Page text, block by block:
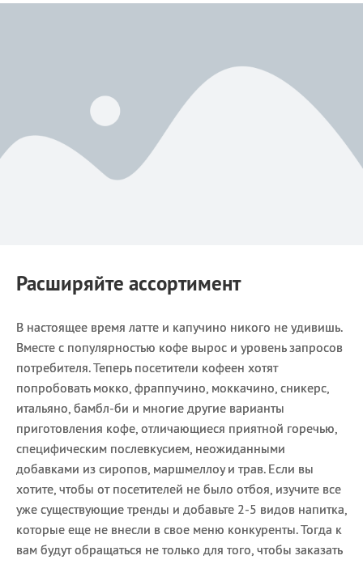
Расширяйте ассортимент
В настоящее время латте и капучино никого не удивишь.
Вместе с популярностью кофе вырос и уровень запросов
потребителя. Теперь посетители кофеен хотят
попробовать мокко, фраппучино, моккачино, сникерс,
итальяно, бамбл-би и многие другие варианты
приготовления кофе, отличающиеся приятной горечью,
специфическим послевкусием, неожиданными
добавками из сиропов, маршмеллоу и трав. Если вы
хотите, чтобы от посетителей не было отбоя, изучите все
уже существующие тренды и добавьте 2-5 видов напитка,
которые еще не внесли в свое меню конкуренты. Тогда к
вам будут обращаться не только для того, чтобы заказать